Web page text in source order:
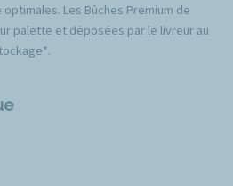
Les Bûches Premium de
palette et déposées par le livreur au